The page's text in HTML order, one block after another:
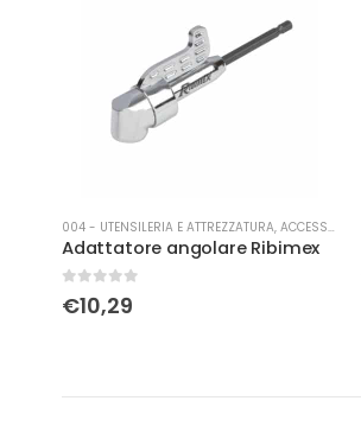
004 - UTENSILERIA E ATTREZZATURA, ACCESSORI VARI
Adattatore angolare Ribimex
Su 5
€10,29